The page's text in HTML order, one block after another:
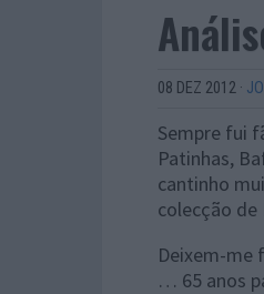
08 DEZ 2012 ·
Sempre fui
Patinhas,
cantinho
colecção de
Deixem-me
… 65 anos